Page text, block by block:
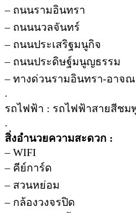
– ถนนรามอินทรา
– ถนนนวลจันทร์
– ถนนประเสริฐมนูกิจ
– ถนนประดิษฐ์มนูญธรรม
– ทางด่วนรามอินทรา-อาจ
.
รถไฟฟ้า : รถไฟฟ้าสายสีช
.
สิ่งอำนวยความสะดวก :
– WIFI
– คีย์การ์ด
– สวนหย่อม
– กล้องวงจรปิด